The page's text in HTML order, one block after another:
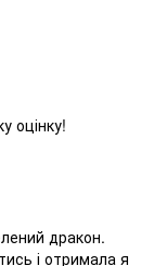
оцінку!
дракон.
і отримала я